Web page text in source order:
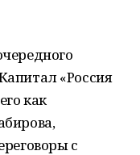
«Россия
как
с